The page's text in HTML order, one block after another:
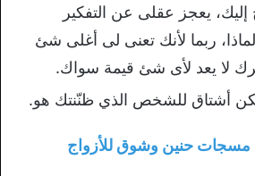
يعجز عقلى عن التفكير
ربما لأنك تعنى لى أغلى شئ
لا يعد لأى شئ قيمة سواك.
لكن أشتاق للشخص الذي ظنّنتك هو.
مسجات حنين وشوق للأزواج